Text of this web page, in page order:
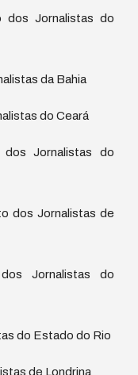
dos Jornalistas do
da Bahia
do Ceará
dos Jornalistas do
dos Jornalistas de
Jornalistas do
do Estado do Rio
de Londrina